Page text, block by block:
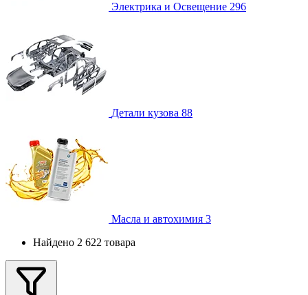
Электрика и Освещение 296
Детали кузова 88
Масла и автохимия 3
Найдено 2 622 товара